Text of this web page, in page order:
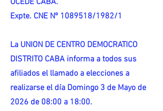
UCEDE CABA.
Expte. CNE Nº 1089518/1982/1
La UNION DE CENTRO DEMOCRATICO
DISTRITO CABA informa a todos sus
afiliados el llamado a elecciones a
realizarse el día Domingo 3 de Mayo de
2026 de 08:00 a 18:00.